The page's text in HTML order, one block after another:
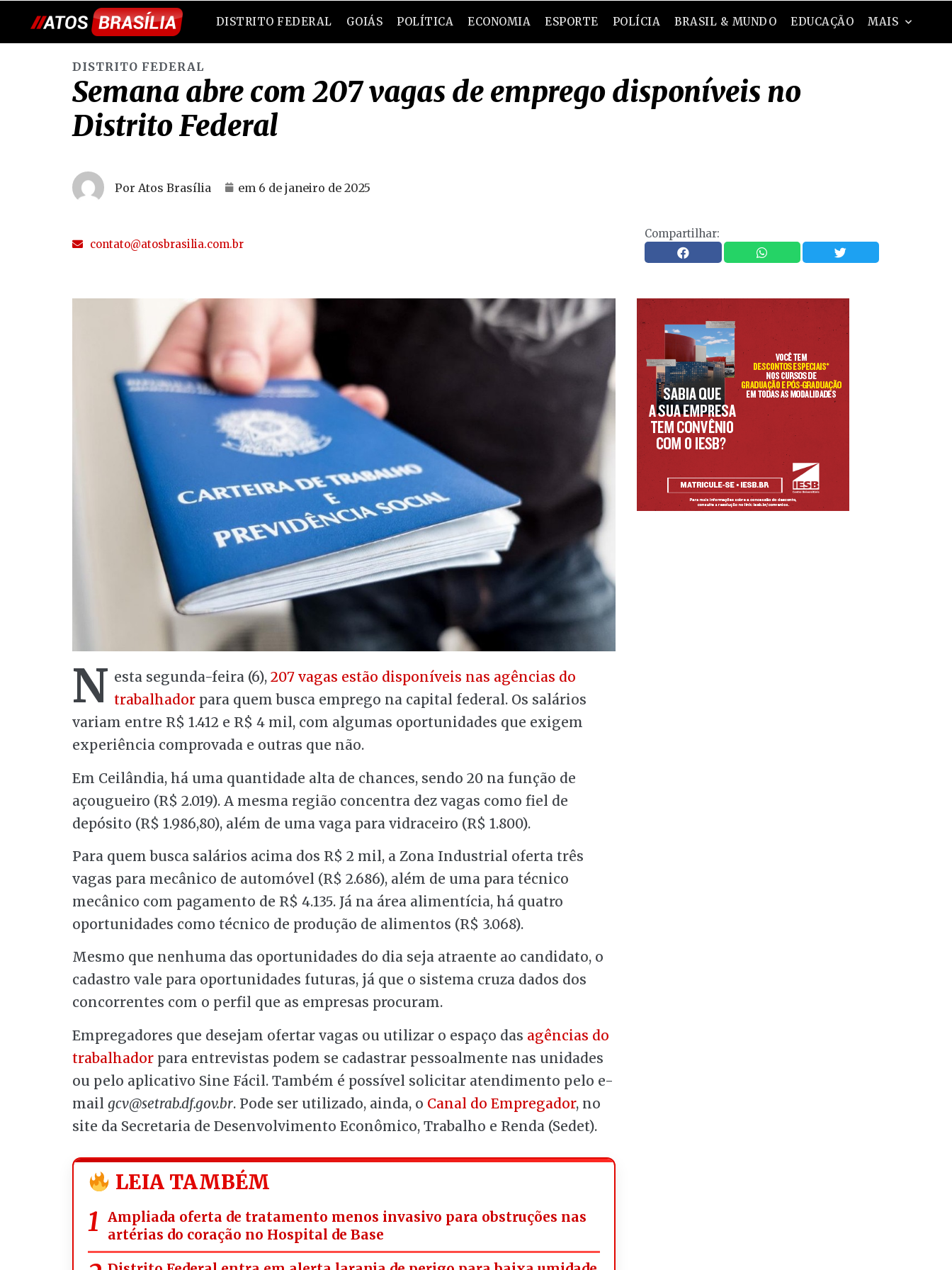
DISTRITO FEDERAL GOIÁS POLÍTICA ECONOMIA ESPORTE POLÍCIA BRASIL & MUNDO EDUCAÇÃO MAIS
DISTRITO FEDERAL
Semana abre com 207 vagas de emprego disponíveis no
Distrito Federal
Por Atos Brasília em 6 de janeiro de 2025
contato@atosbrasilia.com.br
Compartilhar:
N esta segunda-feira (6), 207 vagas estão disponíveis nas agências do
trabalhador para quem busca emprego na capital federal. Os salários
variam entre R$ 1.412 e R$ 4 mil, com algumas oportunidades que exigem
experiência comprovada e outras que não.
Em Ceilândia, há uma quantidade alta de chances, sendo 20 na função de
açougueiro (R$ 2.019). A mesma região concentra dez vagas como fiel de
depósito (R$ 1.986,80), além de uma vaga para vidraceiro (R$ 1.800).
Para quem busca salários acima dos R$ 2 mil, a Zona Industrial oferta três
vagas para mecânico de automóvel (R$ 2.686), além de uma para técnico
mecânico com pagamento de R$ 4.135. Já na área alimentícia, há quatro
oportunidades como técnico de produção de alimentos (R$ 3.068).
Mesmo que nenhuma das oportunidades do dia seja atraente ao candidato, o
cadastro vale para oportunidades futuras, já que o sistema cruza dados dos
concorrentes com o perfil que as empresas procuram.
Empregadores que desejam ofertar vagas ou utilizar o espaço das agências do
trabalhador para entrevistas podem se cadastrar pessoalmente nas unidades
ou pelo aplicativo Sine Fácil. Também é possível solicitar atendimento pelo e-
mail gcv@setrab.df.gov.br. Pode ser utilizado, ainda, o Canal do Empregador, no
site da Secretaria de Desenvolvimento Econômico, Trabalho e Renda (Sedet).
LEIA TAMBÉM
Ampliada oferta de tratamento menos invasivo para obstruções nas
artérias do coração no Hospital de Base